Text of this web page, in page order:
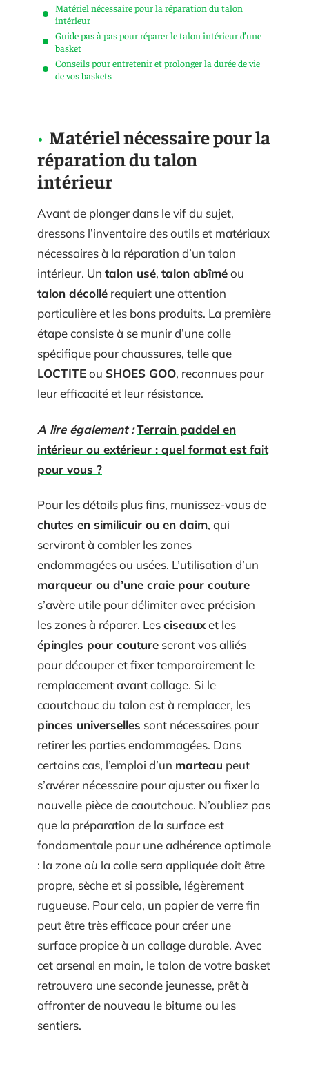
Matériel nécessaire pour la réparation du talon
intérieur
Guide pas à pas pour réparer le talon intérieur d’une
basket
Conseils pour entretenir et prolonger la durée de vie
de vos baskets
Matériel nécessaire pour la
réparation du talon
intérieur
Avant de plonger dans le vif du sujet,
dressons l’inventaire des outils et matériaux
nécessaires à la réparation d’un talon
intérieur. Un talon usé, talon abîméou
talon décollé requiert une attention
particulière et les bons produits. La première
étape consiste à se munir d’une colle
spécifique pour chaussures, telle que
LOCTITEou SHOES GOO, reconnues pour
leur efficacité et leur résistance.
A lire également :Terrain paddel en
intérieur ou extérieur : quel format est fait
pour vous ?
Pour les détails plus fins, munissez-vous de
chutes en similicuir ou en daim, qui
serviront à combler les zones
endommagées ou usées. L’utilisation d’un
marqueur ou d’une craie pour couture
s’avère utile pour délimiter avec précision
les zones à réparer. Lesciseauxet les
épingles pour couture seront vos alliés
pour découper et fixer temporairement le
remplacement avant collage. Si le
caoutchouc du talon est à remplacer, les
pinces universelles sont nécessaires pour
retirer les parties endommagées. Dans
certains cas, l’emploi d’un marteau peut
s’avérer nécessaire pour ajuster ou fixer la
nouvelle pièce de caoutchouc. N’oubliez pas
que la préparation de la surface est
fondamentale pour une adhérence optimale
: la zone où la colle sera appliquée doit être
propre, sèche et si possible, légèrement
rugueuse. Pour cela, un papier de verre fin
peut être très efficace pour créer une
surface propice à un collage durable. Avec
cet arsenal en main, le talon de votre basket
retrouvera une seconde jeunesse, prêt à
affronter de nouveau le bitume ou les
sentiers.